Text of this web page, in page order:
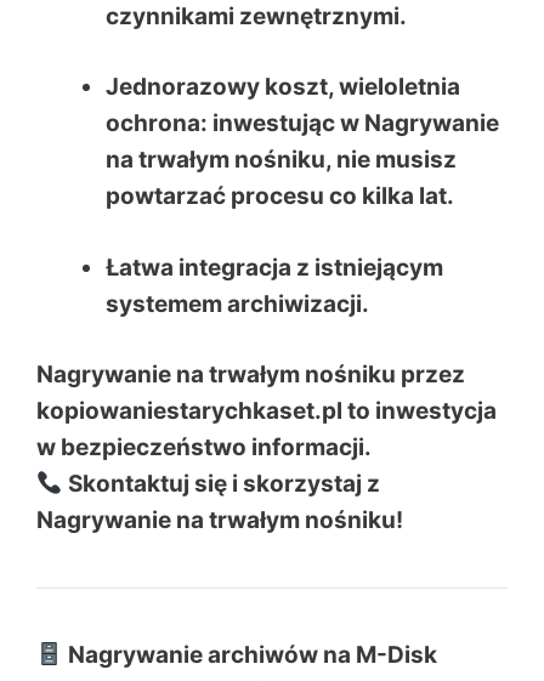
czynnikami zewnętrznymi.
Jednorazowy koszt, wieloletnia
ochrona: inwestując w Nagrywanie
na trwałym nośniku, nie musisz
powtarzać procesu co kilka lat.
Łatwa integracja z istniejącym
systemem archiwizacji.
Nagrywanie na trwałym nośniku przez
kopiowaniestarychkaset.pl to inwestycja
w bezpieczeństwo informacji.
Skontaktuj się i skorzystaj z
Nagrywanie na trwałym nośniku!
Nagrywanie archiwów na M-Disk